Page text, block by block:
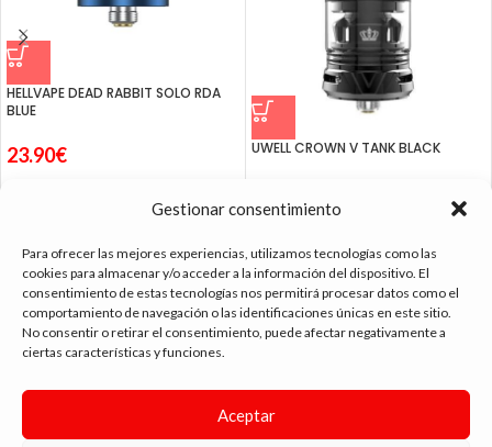
Gestionar consentimiento
Para ofrecer las mejores experiencias, utilizamos tecnologías como las
cookies para almacenar y/o acceder a la información del dispositivo. El
consentimiento de estas tecnologías nos permitirá procesar datos como el
comportamiento de navegación o las identificaciones únicas en este sitio.
No consentir o retirar el consentimiento, puede afectar negativamente a
ciertas características y funciones.
Aceptar
HELLVAPE DEAD RABBIT SOLO RDA
BLUE
23.90€ UWELL CROWN V TANK BLACK
tienda vapeo málaga
CONTACTO
SIGUE NAVEGANDO